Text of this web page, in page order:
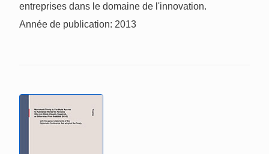
entreprises dans le domaine de l'innovation.
Année de publication: 2013